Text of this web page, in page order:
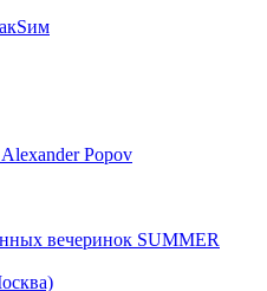
Popov
вечеринок SUMMER